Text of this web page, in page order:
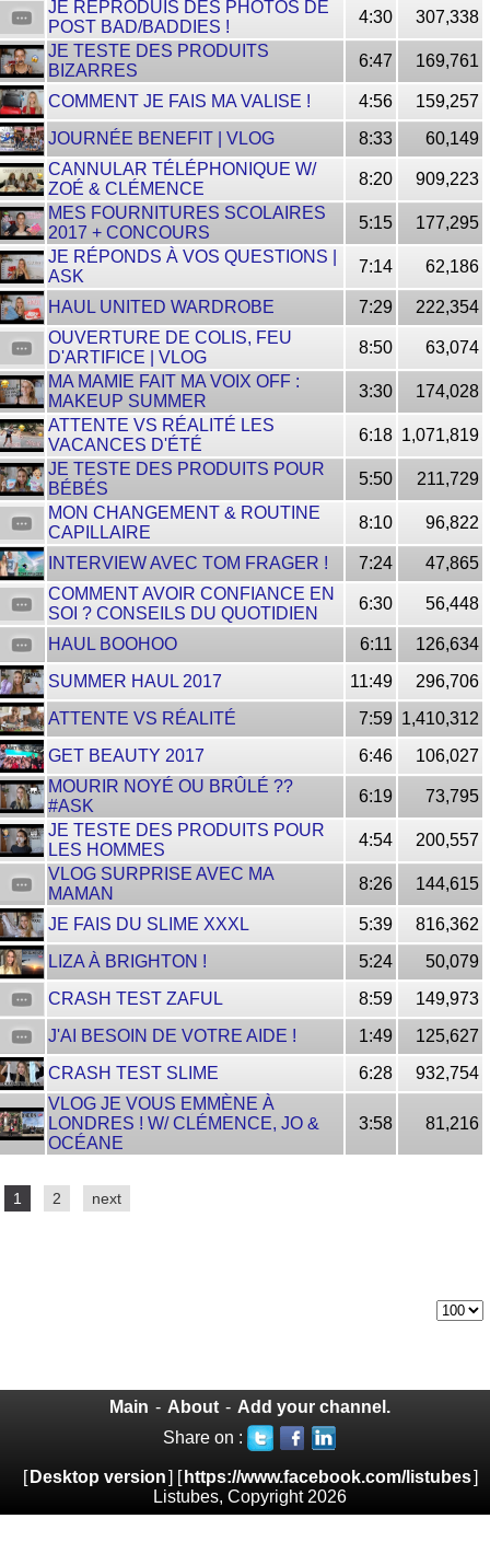
JE REPRODUIS DES PHOTOS DE
POST BAD/BADDIES !
4:30
307,338
JE TESTE DES PRODUITS
BIZARRES
6:47 169,761
COMMENT JE FAIS MA VALISE ! 4:56
159,257
JOURNÉE BENEFIT | VLOG
8:33
60,149
CANNULAR TÉLÉPHONIQUE W/
ZOÉ & CLÉMENCE
8:20
909,223
MES FOURNITURES SCOLAIRES
2017 + CONCOURS
5:15
177,295
JE RÉPONDS À VOS QUESTIONS |
ASK
7:14 62,186
HAUL UNITED WARDROBE 7:29
222,354
OUVERTURE DE COLIS, FEU
D'ARTIFICE | VLOG
8:50
63,074
MA MAMIE FAIT MA VOIX OFF :
MAKEUP SUMMER
3:30
174,028
ATTENTE VS RÉALITÉ LES
VACANCES D'ÉTÉ
6:18 1,071,819
JE TESTE DES PRODUITS POUR
BÉBÉS
5:50
211,729
MON CHANGEMENT & ROUTINE
CAPILLAIRE
8:10 96,822
INTERVIEW AVEC TOM FRAGER ! 7:24
47,865
COMMENT AVOIR CONFIANCE EN
SOI ? CONSEILS DU QUOTIDIEN
6:30 56,448
HAUL BOOHOO 6:11
126,634
SUMMER HAUL 2017
11:49
296,706
ATTENTE VS RÉALITÉ
7:59 1,410,312
GET BEAUTY 2017
6:46
106,027
MOURIR NOYÉ OU BRÛLÉ ??
#ASK
6:19
73,795
JE TESTE DES PRODUITS POUR
LES HOMMES
4:54
200,557
VLOG SURPRISE AVEC MA
MAMAN
8:26 144,615
JE FAIS DU SLIME XXXL 5:39
816,362
LIZA À BRIGHTON !
5:24
50,079
CRASH TEST ZAFUL
8:59
149,973
J'AI BESOIN DE VOTRE AIDE !
1:49
125,627
CRASH TEST SLIME
6:28
932,754
VLOG JE VOUS EMMÈNE À
LONDRES ! W/ CLÉMENCE, JO &
OCÉANE
3:58 81,216
1 2 next
Main - About - Add your channel.
Share on :
[ Desktop version] [ https://www.facebook.com/listubes]
Listubes, Copyright 2026